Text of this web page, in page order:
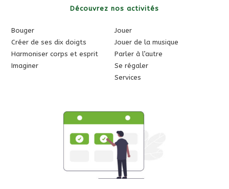
Découvrez nos activités
Bouger
Créer de ses dix doigts
Harmoniser corps et esprit
Imaginer
Jouer
Jouer de la musique
Parler à l’autre
Se régaler
Services